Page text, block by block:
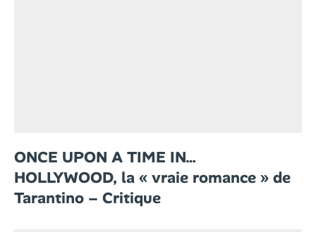
ONCE UPON A TIME IN…
HOLLYWOOD, la « vraie romance » de
Tarantino – Critique